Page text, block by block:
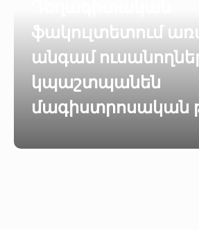
ֆակուլտետում
անգամ
կպաշտպանեն
մագիստրոսական